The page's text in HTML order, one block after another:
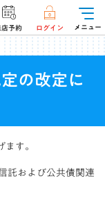
店予約 ログイン メニュー
の改定に
す。
託および公共債関連